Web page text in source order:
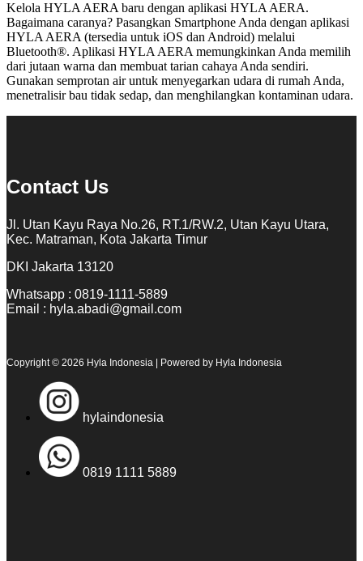
Kelola HYLA AERA baru dengan aplikasi HYLA AERA.
Bagaimana caranya? Pasangkan Smartphone Anda dengan aplikasi
HYLA AERA (tersedia untuk iOS dan Android) melalui
Bluetooth®. Aplikasi HYLA AERA memungkinkan Anda memilih
dari jutaan warna dan membuat tarian cahaya Anda sendiri.
Gunakan semprotan air untuk menyegarkan udara di rumah Anda,
menetralisir bau tidak sedap, dan menghilangkan kontaminan udara.
Contact Us
Jl. Utan Kayu Raya No.26, RT.1/RW.2, Utan Kayu Utara,
Kec. Matraman, Kota Jakarta Timur
DKI Jakarta 13120
Whatsapp : 0819-1111-5889
Email : hyla.abadi@gmail.com
Copyright © 2026 Hyla Indonesia | Powered by Hyla Indonesia
hylaindonesia
0819 1111 5889